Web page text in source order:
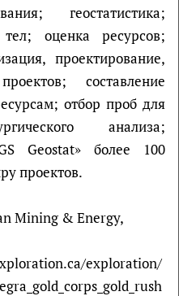
геостатистика;
оценка ресурсов;
проектирование,
составление
отбор проб для
анализа;
Geostat» более 100
проектов.
Mining & Energy,
exploration/